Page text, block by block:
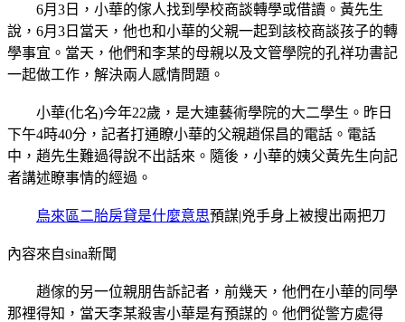
6月3日，小華的傢人找到學校商談轉學或借讀。黃先生
說，6月3日當天，他也和小華的父親一起到該校商談孩子的轉
學事宜。當天，他們和李某的母親以及文管學院的孔祥功書記
一起做工作，解決兩人感情問題。
小華(化名)今年22歲，是大連藝術學院的大二學生。昨日
下午4時40分，記者打通瞭小華的父親趙保昌的電話。電話
中，趙先生難過得說不出話來。隨後，小華的姨父黃先生向記
者講述瞭事情的經過。
烏來區二胎房貸是什麼意思預謀|兇手身上被搜出兩把刀
內容來自sina新聞
趙傢的另一位親朋告訴記者，前幾天，他們在小華的同學
那裡得知，當天李某殺害小華是有預謀的。他們從警方處得